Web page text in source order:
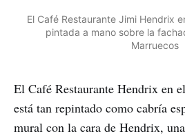
El Café Restaurante Jimi Hendrix
pintada a mano sobre la
Marruecos
El Café Restaurante Hendrix en
está tan repintado como cabría
mural con la cara de Hendrix,